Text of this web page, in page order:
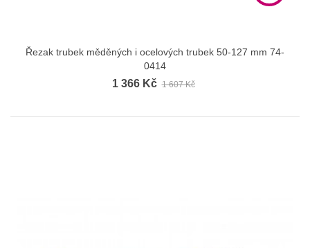
Řezak trubek měděných i ocelových trubek 50-127 mm 74-
0414
1 366 Kč 1 607 Kč